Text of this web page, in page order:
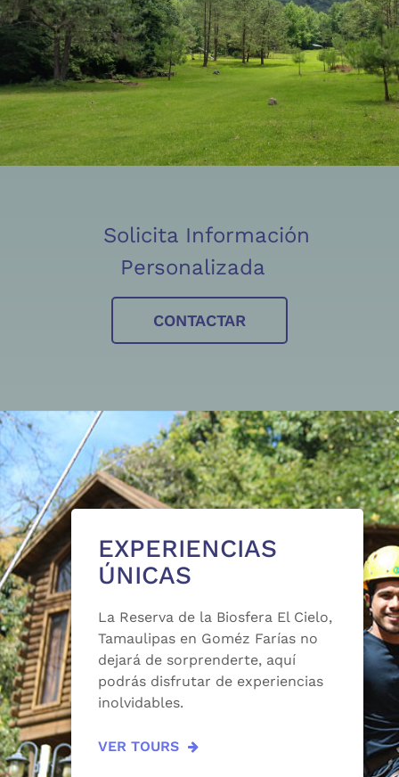
Solicita Información
Personalizada
CONTACTAR
EXPERIENCIAS
ÚNICAS
La Reserva de la Biosfera El Cielo,
Tamaulipas en Goméz Farías no
dejará de sorprenderte, aquí
podrás disfrutar de experiencias
inolvidables.
VER TOURS